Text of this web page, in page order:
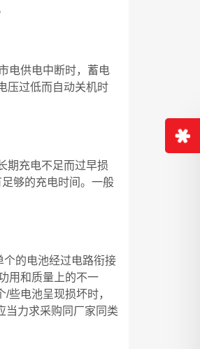
电供电中断时，蓄电
压过低而自动关机时
期充电不足而过早损
够的充电时间。一般
的电池经过电路衔接
用和质量上的不一
些电池呈现损坏时，
当力求采购同厂家同类